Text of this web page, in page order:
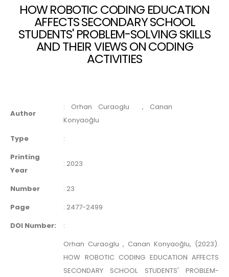
HOW ROBOTIC CODING EDUCATION
AFFECTS SECONDARY SCHOOL
STUDENTS' PROBLEM-SOLVING SKILLS
AND THEIR VIEWS ON CODING
ACTIVITIES
Author
: Orhan Curaoglu
, Canan
Konyaoğlu
Type
:
Printing
Year
: 2023
Number : 23
Page
: 2477-2499
DOI Number:
:
Orhan Curaoglu , Canan Konyaoğlu, (2023).
HOW ROBOTIC CODING EDUCATION AFFECTS
SECONDARY SCHOOL STUDENTS' PROBLEM-